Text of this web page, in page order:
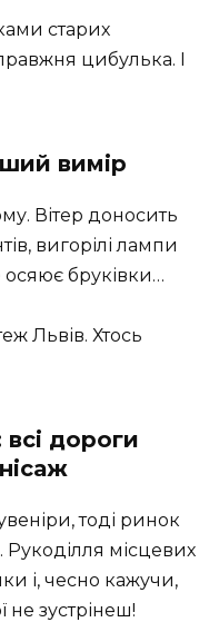
старих
цибулька. І
вимір
Вітер доносить
вигорілі лампи
осяює бруківки…
Львів. Хтось
всі дороги
тоді ринок
місцевих
і, чесно кажучи,
не зустрінеш!